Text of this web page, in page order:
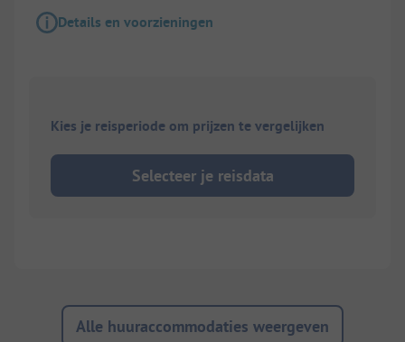
Details en voorzieningen
Kies je reisperiode om prijzen te vergelijken
Selecteer je reisdata
Alle huuraccommodaties weergeven